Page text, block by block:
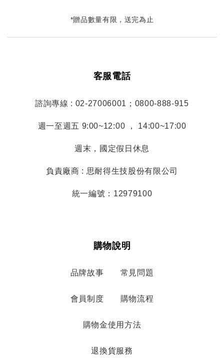
*贈品數量有限，送完為止
客服電話
諮詢專線 : 02-27006001；0800-888-915
週一至週五 9:00~12:00 ， 14:00~17:00
週末，國定假日休息
負責廠商 : 思耐得生技股份有限公司
統一編號：12979100
購物說明
品牌故事 常見問題
會員制度 購物流程
購物金使用方法
退換貨服務